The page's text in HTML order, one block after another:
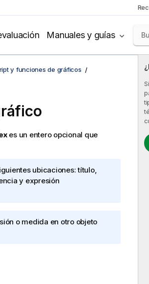
Manuales y guías
y funciones de gráficos
es un entero opcional que
ubicaciones: título,
y expresión
o medida en otro objeto